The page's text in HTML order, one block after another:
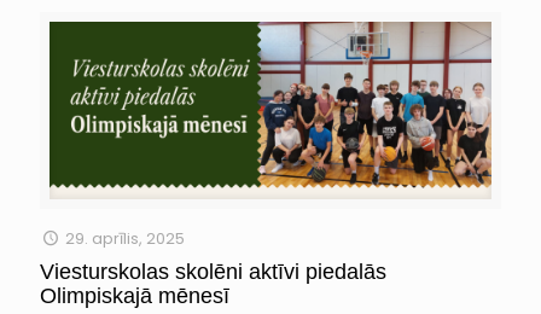
29. aprīlis, 2025
Viesturskolas skolēni aktīvi piedalās
Olimpiskajā mēnesī